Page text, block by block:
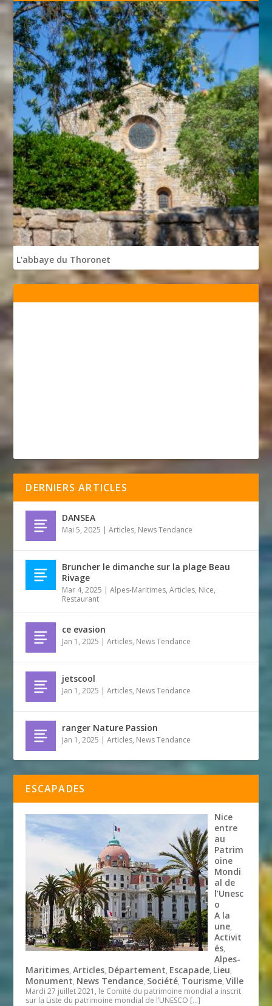
L'abbaye du Thoronet
DERNIERS ARTICLES
DANSEA
Mai 5, 2025 |Articles, News Tendance
Bruncher le dimanche sur la plage Beau
Rivage
Mar 4, 2025 |Alpes-Maritimes,Articles, Nice,
Restaurant
ce evasion
Jan 1, 2025 |Articles, News Tendance
jetscool
Jan 1, 2025 |Articles, News Tendance
ranger Nature Passion
Jan 1, 2025 |Articles, News Tendance
ESCAPADES
Nice
entre
au
Patrim
oine
Mondi
al de
l’Unesc
o
A la
une,
Activit
és,
Alpes-
Maritimes,Articles, Département, Escapade, Lieu,
Monument, News Tendance, Société, Tourisme,Ville
Mardi 27 juillet 2021, le Comité du patrimoine mondial a inscrit
sur la Liste du patrimoine mondial de l’UNESCO […]